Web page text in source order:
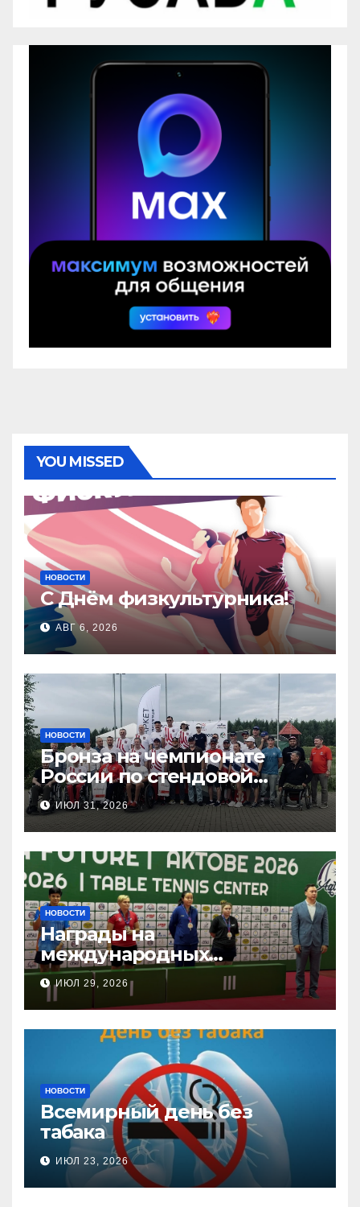
YOU MISSED
НОВОСТИ
С Днём физкультурника!
АВГ 6, 2026
НОВОСТИ
Бронза на чемпионате
России по стендовой
стрельбе
ИЮЛ 31, 2026
НОВОСТИ
Награды на
международных
соревнованиях
настольного тенниса ПОДА
ИЮЛ 29, 2026
НОВОСТИ
Всемирный день без
табака
ИЮЛ 23, 2026